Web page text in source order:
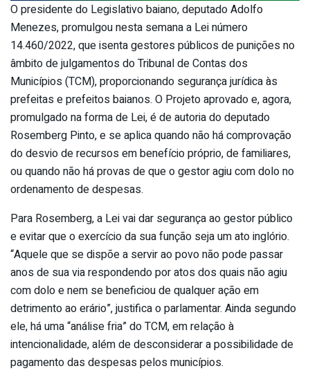
O presidente do Legislativo baiano, deputado Adolfo
Menezes, promulgou nesta semana a Lei número
14.460/2022, que isenta gestores públicos de punições no
âmbito de julgamentos do Tribunal de Contas dos
Municípios (TCM), proporcionando segurança jurídica às
prefeitas e prefeitos baianos. O Projeto aprovado e, agora,
promulgado na forma de Lei, é de autoria do deputado
Rosemberg Pinto, e se aplica quando não há comprovação
do desvio de recursos em benefício próprio, de familiares,
ou quando não há provas de que o gestor agiu com dolo no
ordenamento de despesas.
Para Rosemberg, a Lei vai dar segurança ao gestor público
e evitar que o exercício da sua função seja um ato inglório.
“Aquele que se dispõe a servir ao povo não pode passar
anos de sua via respondendo por atos dos quais não agiu
com dolo e nem se beneficiou de qualquer ação em
detrimento ao erário”, justifica o parlamentar. Ainda segundo
ele, há uma “análise fria” do TCM, em relação à
intencionalidade, além de desconsiderar a possibilidade de
pagamento das despesas pelos municípios.